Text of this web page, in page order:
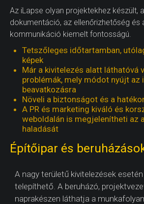
Az iLapse olyan projektekhez készült,
dokumentáció, az ellenőrizhetőség és
kommunikáció kiemelt fontosságú.
Tetszőleges időtartamban,
képek
Már a kivitelezés alatt láthatóvá
problémák, mely módot nyújt az
beavatkozásra
Növeli a biztonságot és a
A PR és marketing kiváló és
weboldalán is megjelenítheti az
haladását
Építőipar és
A nagy területű kivitelezések
telepíthető. A beruházó,
naprakészen láthatja a